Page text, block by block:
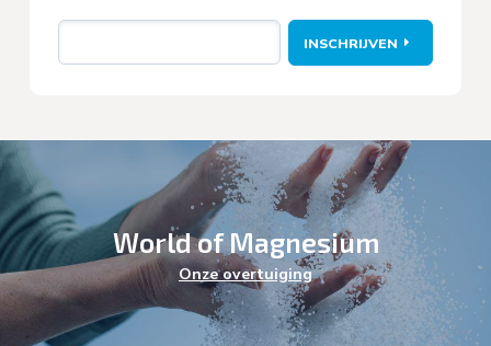
mail
INSCHRIJVEN
World of Magnesium
Onze overtuiging
Energie
Health & Wellness
Industrie